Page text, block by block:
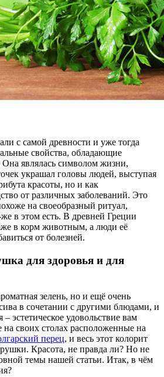
с самой древности и уже тогда
свойства, обладающие
являлась символом жизни,
украшал головы людей, выступая
красоты, но и как
от различных заболеваний. Это
на своеобразный ритуал,
в этом есть. В древней Греции
в корм животным, а люди её
от болезней.
для здоровья и для
зелень, но и ещё очень
в сочетании с другими блюдами, и
эстетическое удовольствие вам
своих столах расположенные на
перец, и весь этот колорит
Красота, не правда ли? Но не
темы нашей статьи. Итак, в чём